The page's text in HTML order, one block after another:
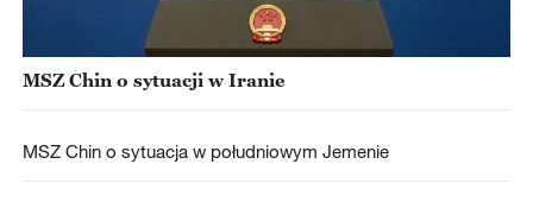
MSZ Chin o sytuacji w Iranie
MSZ Chin o sytuacja w południowym Jemenie